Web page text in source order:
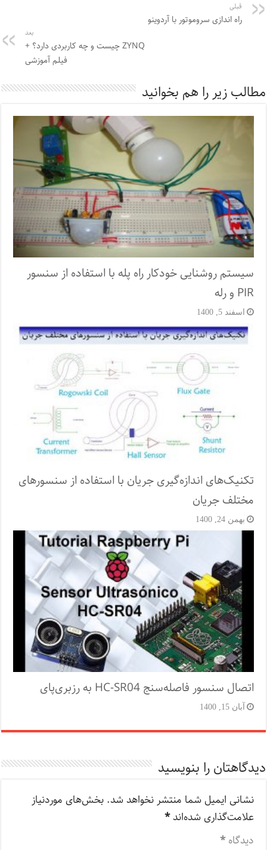
قبلی
راه اندازی سروموتور با آردوینو
بعد
ZYNQ چیست و چه کاربردی دارد؟ +
فیلم آموزشی
مطالب زیر را هم بخوانید
سیستم روشنایی خودکار راه پله با استفاده از سنسور
PIR و رله
اسفند 5, 1400
تکنیک‌های اندازه‌گیری جریان با استفاده از سنسورهای
مختلف جریان
بهمن 24, 1400
اتصال سنسور فاصله‌سنج HC-SR04 به رزبری‌پای
آبان 15, 1400
دیدگاهتان را بنویسید
نشانی ایمیل شما منتشر نخواهد شد. بخش‌های موردنیاز
علامت‌گذاری شده‌اند*
دیدگاه*